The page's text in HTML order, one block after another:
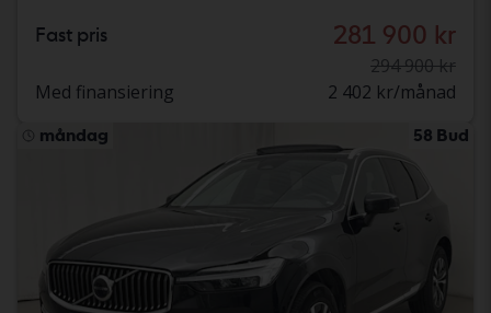
Fast pris 281 900 kr
294 900 kr
Med finansiering
2 402 kr/månad
måndag 58 Bud